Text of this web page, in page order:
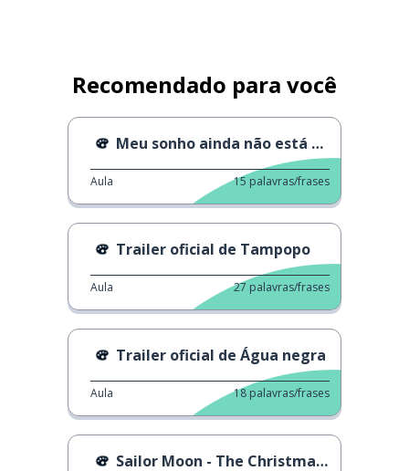
Recomendado para você
Meu sonho ainda não está decidido
Aula 15 palavras/frases
Trailer oficial de Tampopo
Aula 27 palavras/frases
Trailer oficial de Água negra
Aula 18 palavras/frases
Sailor Moon - The Christmas Song